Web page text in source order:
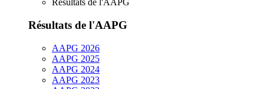
Résultats de l'AAPG
Résultats de l'AAPG
AAPG 2026
AAPG 2025
AAPG 2024
AAPG 2023